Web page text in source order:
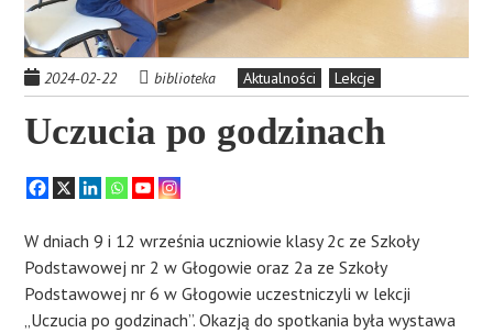
2024-02-22 biblioteka Aktualności Lekcje
Uczucia po godzinach
W dniach 9 i 12 września uczniowie klasy 2c ze Szkoły
Podstawowej nr 2 w Głogowie oraz 2a ze Szkoły
Podstawowej nr 6 w Głogowie uczestniczyli w lekcji
„Uczucia po godzinach”. Okazją do spotkania była wystawa